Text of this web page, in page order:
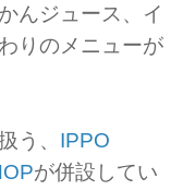
んジュース、イ
りのメニューが
う、 IPPO
が併設してい